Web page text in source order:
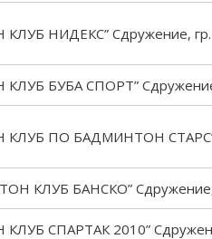
НИДЕКС” Сдружение,
БУБА СПОРТ”
ПО БАДМИНТОН СТАРС”
КЛУБ БАНСКО”
СПАРТАК 2010”